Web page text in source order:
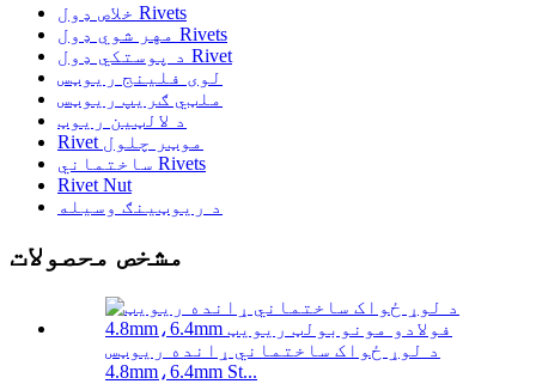
خلاص ډول Rivets
مهر شوي ډول Rivets
د پوستکي ډول Rivet
لوی فلینج ریوټس
ملټي ګریپ ریوټس
د لالټین ریوټ
Rivet موټر چلول
ساختماني Rivets
Rivet Nut
د ریوټینګ وسیله
مشخص محصولات
د لوړ ځواک ساختماني ړانده ریوټس
4.8mm،6.4mm St...